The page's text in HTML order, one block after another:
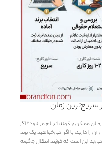
سریع‌ترین زمان
زمان ممکن چگونه انجام میشود؟ اگر
دارید، یا اگر می‌خواهید یک برند
این است که فرآیند انتقال چگونه